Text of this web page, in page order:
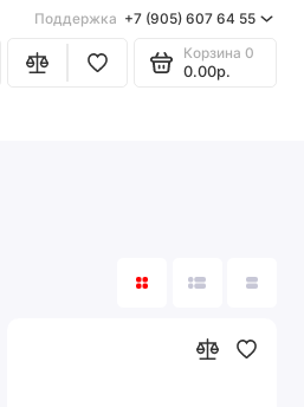
Поддержка +7 (905) 607 64 55
Корзина 0
0.00р.